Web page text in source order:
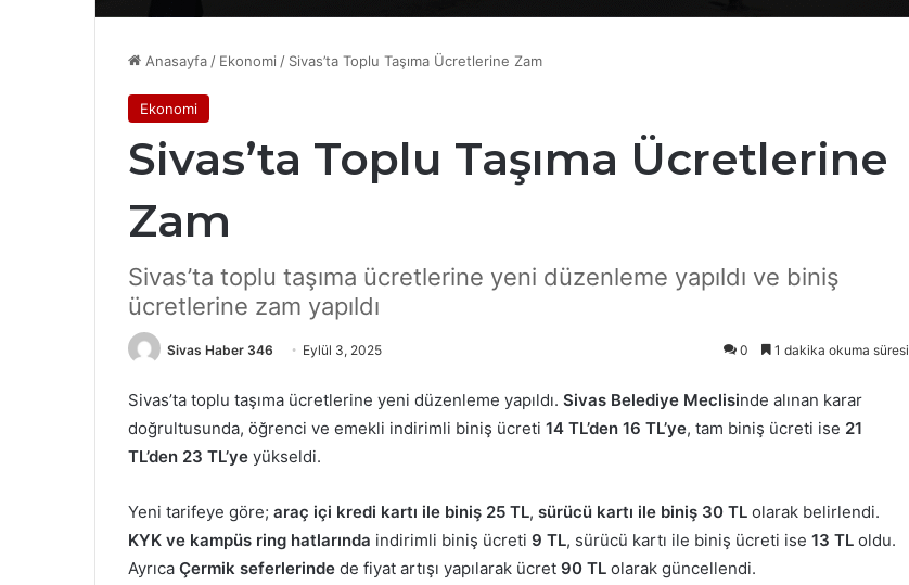
Anasayfa / Ekonomi / Sivas’ta Toplu Taşıma Ücretlerine Zam
Ekonomi
Sivas’ta Toplu Taşıma Ücretlerine
Zam
Sivas’ta toplu taşıma ücretlerine yeni düzenleme yapıldı ve biniş
ücretlerine zam yapıldı
Sivas Haber 346 Eylül 3, 2025 0 1 dakika okuma süresi
Sivas’ta toplu taşıma ücretlerine yeni düzenleme yapıldı. Sivas Belediye Meclisinde alınan karar
doğrultusunda, öğrenci ve emekli indirimli biniş ücreti 14 TL’den 16 TL’ye, tam biniş ücreti ise 21
TL’den 23 TL’ye yükseldi.
Yeni tarifeye göre; araç içi kredi kartı ile biniş 25 TL, sürücü kartı ile biniş 30 TL olarak belirlendi.
KYK ve kampüs ring hatlarında indirimli biniş ücreti 9 TL, sürücü kartı ile biniş ücreti ise 13 TL oldu.
Ayrıca Çermik seferlerinde de fiyat artışı yapılarak ücret 90 TL olarak güncellendi.